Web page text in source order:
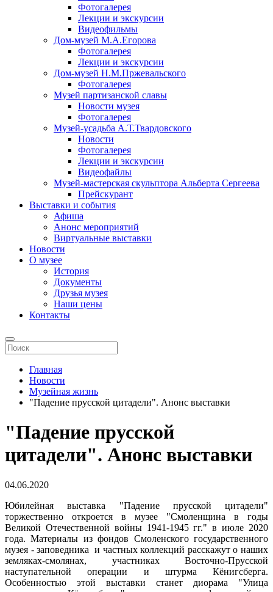
Фотогалерея
Лекции и экскурсии
Видеофильмы
Дом-музей М.А.Егорова
Фотогалерея
Лекции и экскурсии
Дом-музей Н.М.Пржевальского
Фотогалерея
Музей партизанской славы
Новости музея
Фотогалерея
Музей-усадьба А.Т.Твардовского
Новости
Фотогалерея
Лекции и экскурсии
Видеофайлы
Музей-мастерская скульптора Альберта Сергеева
Прейскурант
Выставки и события
Афиша
Анонс мероприятий
Виртуальные выставки
Новости
О музее
История
Документы
Друзья музея
Наши цены
Контакты
Главная
Новости
Музейная жизнь
"Падение прусской цитадели". Анонс выставки
"Падение прусской
цитадели". Анонс выставки
04.06.2020
Юбилейная выставка "Падение прусской цитадели"
торжественно откроется в музее "Смоленщина в годы
Великой Отечественной войны 1941-1945 гг." в июле 2020
года. Материалы из фондов Смоленского государственного
музея - заповедника и частных коллекций расскажут о наших
земляках-смолянах, участниках Восточно-Прусской
наступательной операции и штурма Кёнигсберга.
Особенностью этой выставки станет диорама "Улица